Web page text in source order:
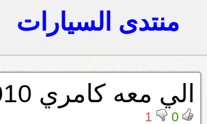
منتدى السيارات
الي معه كامري 2010-2011 xle v6 للبيع يكتب رقـمه
0
1